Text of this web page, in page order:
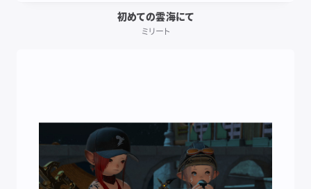
初めての雲海にて
ミリート